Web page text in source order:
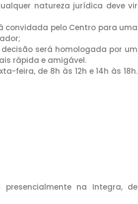
natureza jurídica deve vir
convidada pelo Centro para uma
será homologada por um
rápida e amigável.
feira, de 8h às 12h e 14h às 18h.
na Integra, de